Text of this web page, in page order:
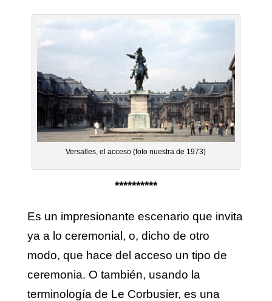
Versalles, el acceso (foto nuestra de 1973)
**********
Es un impresionante escenario que invita
ya a lo ceremonial, o, dicho de otro
modo, que hace del acceso un tipo de
ceremonia. O también, usando la
terminología de Le Corbusier, es una